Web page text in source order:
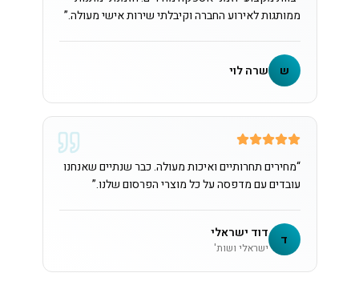
ממותגות לאירוע החברה וקיבלתי שירות אישי מעולה.”
ש שרה לוי
“מחירים תחרותיים ואיכות מעולה. כבר שנתיים שאנחנו
עובדים עם מדפסה על כל מוצרי הפרסום שלנו.”
ד דוד ישראלי
ישראלי ושות'